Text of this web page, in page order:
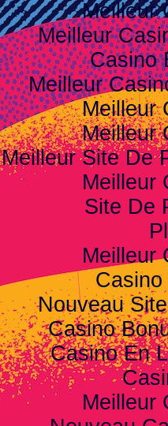
Meilleur
Meilleur
Casino
Meilleur
Meilleur
Meilleur
Meilleur Site De
Meilleur
Site De
Meilleur
Nouveau
Casino
Casino En
Meilleur